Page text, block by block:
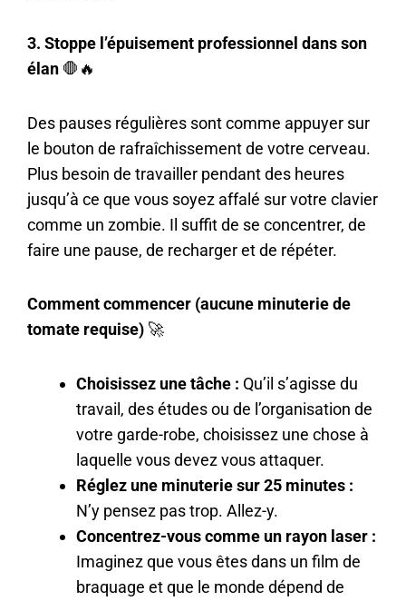
3. Stoppe l’épuisement professionnel dans son
élan 🛑🔥
Des pauses régulières sont comme appuyer sur
le bouton de rafraîchissement de votre cerveau.
Plus besoin de travailler pendant des heures
jusqu’à ce que vous soyez affalé sur votre clavier
comme un zombie. Il suffit de se concentrer, de
faire une pause, de recharger et de répéter.
Comment commencer (aucune minuterie de
tomate requise) 🚀
Choisissez une tâche : Qu’il s’agisse du
travail, des études ou de l’organisation de
votre garde-robe, choisissez une chose à
laquelle vous devez vous attaquer.
Réglez une minuterie sur 25 minutes :
N’y pensez pas trop. Allez-y.
Concentrez-vous comme un rayon laser :
Imaginez que vous êtes dans un film de
braquage et que le monde dépend de